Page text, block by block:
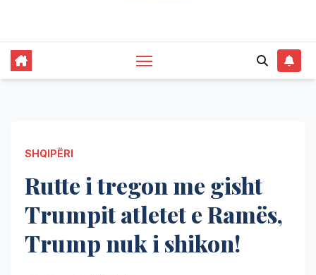
SHQIPËRI
Rutte i tregon me gisht
Trumpit atletet e Ramës,
Trump nuk i shikon!